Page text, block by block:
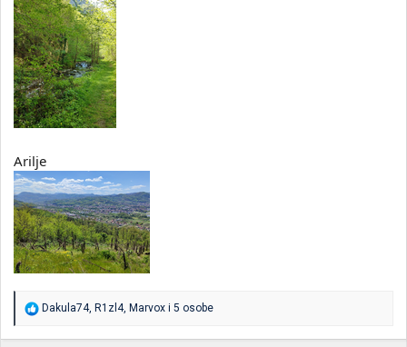
Arilje
R
a
Dakula74, R1zl4, Marvox i 5 osobe